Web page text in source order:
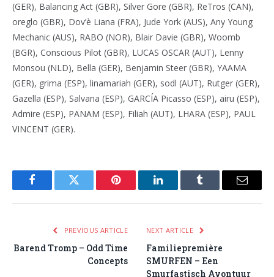
(GER), Balancing Act (GBR), Silver Gore (GBR), ReTros (CAN),
oreglo (GBR), Dov’è Liana (FRA), Jude York (AUS), Any Young
Mechanic (AUS), RABO (NOR), Blair Davie (GBR), Woomb
(BGR), Conscious Pilot (GBR), LUCAS OSCAR (AUT), Lenny
Monsou (NLD), Bella (GER), Benjamin Steer (GBR), YAAMA
(GER), grima (ESP), linamariah (GER), sodl (AUT), Rutger (GER),
Gazella (ESP), Salvana (ESP), GARCÍA Picasso (ESP), airu (ESP),
Admire (ESP), PANAM (ESP), Filiah (AUT), LHARA (ESP), PAUL
VINCENT (GER).
FacebookTwitter Pinterest LinkedInTumblr Email
PREVIOUS ARTICLE
Barend Tromp – Odd Time
Concepts
NEXT ARTICLE
Familiepremière
SMURFEN – Een
Smurfastisch Avontuur